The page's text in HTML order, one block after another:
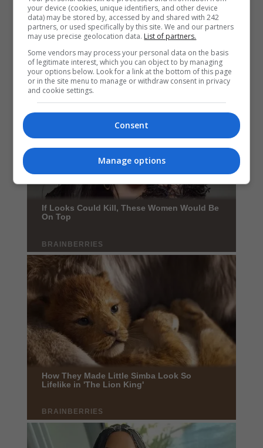
your device (cookies, unique identifiers, and other device
data) may be stored by, accessed by and shared with 242
partners, or used specifically by this site. We and our partners
may use precise geolocation data. List of partners.
Some vendors may process your personal data on the basis
of legitimate interest, which you can object to by managing
your options below. Look for a link at the bottom of this page
or in the site menu to manage or withdraw consent in privacy
and cookie settings.
Consent
Manage options